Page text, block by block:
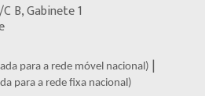
B, Gabinete 1
para a rede móvel nacional) |
para a rede fixa nacional)